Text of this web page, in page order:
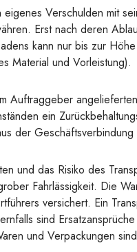
Verschulden mit
Erst nach deren
kann nur bis zur
Material und Vorleistung).
Auftraggeber
ein
der Geschäftsverbindung
und das Risiko des
Fahrlässigkeit. Die
versichert. Ein
sind
und Verpackungen